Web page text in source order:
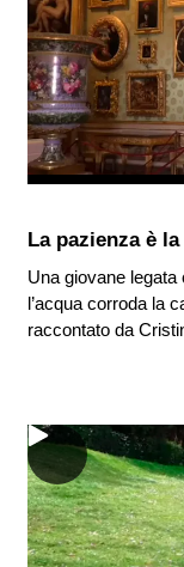
La pazienza è
Una giovane
l’acqua corroda la
raccontato da